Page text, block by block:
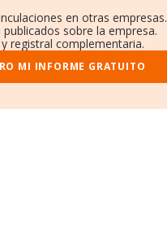
en otras empresas.
sobre la empresa.
registral complementaria.
MI INFORME GRATUITO